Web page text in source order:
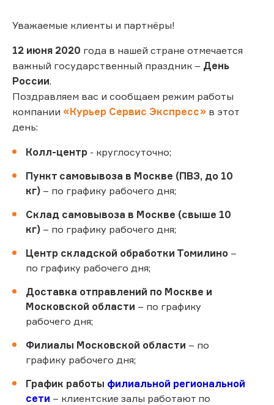
Уважаемые клиенты и партнёры!
12 июня 2020 года в нашей стране отмечается
важный государственный праздник – День
России.
Поздравляем вас и сообщаем режим работы
компании «Курьер Сервис Экспресс» в этот
день:
Колл-центр - круглосуточно;
Пункт самовывоза в Москве (ПВЗ, до 10
кг) – по графику рабочего дня;
Склад самовывоза в Москве (свыше 10
кг) – по графику рабочего дня;
Центр складской обработки Томилино –
по графику рабочего дня;
Доставка отправлений по Москве и
Московской области – по графику
рабочего дня;
Филиалы Московской области – по
графику рабочего дня;
График работы филиальной региональной
сети – клиентские залы работают по